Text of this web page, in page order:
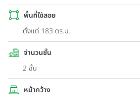
พื้นที่ใช้สอย
ตั้งแต่ 183 ตร.ม.
จำนวนชั้น
2 ชั้น
หน้ากว้าง